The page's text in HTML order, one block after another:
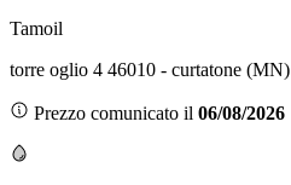
Tamoil
torre oglio 4 46010 - curtatone (MN)
Prezzo comunicato il 06/08/2026